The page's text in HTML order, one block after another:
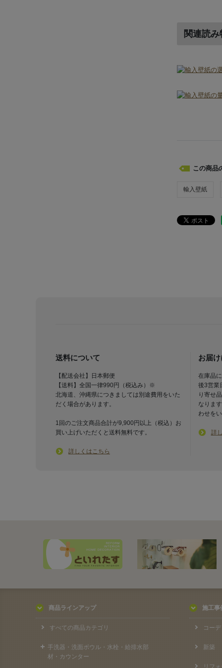
関連読み
この商品
輸入壁紙
送料について
【配送会社】日本郵便
【送料】全国一律990円（税込み）※
北海道、沖縄県につきましては別途費用をいた
だく場合があります。
1回のご注文商品合計が9,900円以上（税込）お
買い上げいただくと送料無料です。
詳しくはこちら
お届
在庫品
後3営業
り寄せ
なりま
わせを
詳
商品ラインアップ
すべての商品カテゴリ
手洗器・洗面ボウル・水栓・給排水部
材・カウンター
施工事
コー
新築
リフ